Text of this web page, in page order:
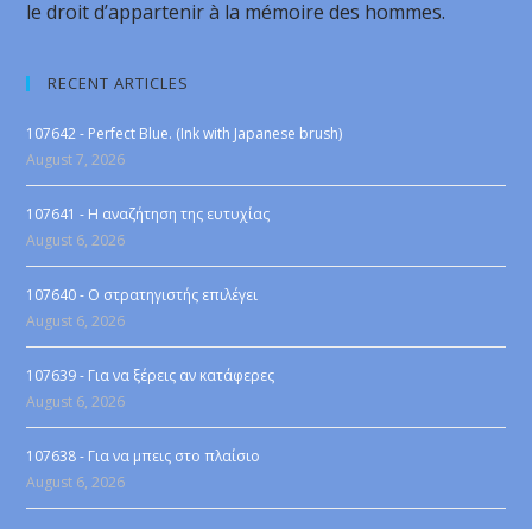
le droit d’appartenir à la mémoire des hommes.
RECENT ARTICLES
107642 - Perfect Blue. (Ink with Japanese brush)
August 7, 2026
107641 - Η αναζήτηση της ευτυχίας
August 6, 2026
107640 - Ο στρατηγιστής επιλέγει
August 6, 2026
107639 - Για να ξέρεις αν κατάφερες
August 6, 2026
107638 - Για να μπεις στο πλαίσιο
August 6, 2026